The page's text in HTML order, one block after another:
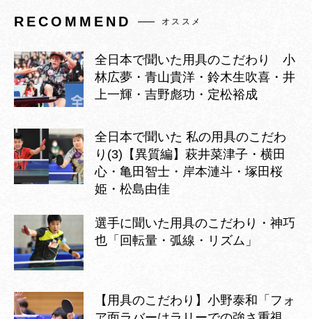
RECOMMEND オススメ
全日本で聞いた用具のこだわり 小
林広夢・青山貴洋・鈴木生吹喜・井
上一輝・吉野彪功・定松裕成
全日本で聞いた 私の用具のこだわ
り(3)【異質編】萩井菜津子・横田
心・亀田智士・岸本漣斗・塚田桜
姫・松島由佳
選手に聞いた用具のこだわり・神巧
也「回転量・弧線・リズム」
【用具のこだわり】小野泰和「フォ